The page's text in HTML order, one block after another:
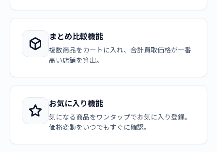
まとめ比較機能
複数商品をカートに入れ、合計買取価格が一番
高い店舗を算出。
お気に入り機能
気になる商品をワンタップでお気に入り登録。
価格変動をいつでもすぐに確認。